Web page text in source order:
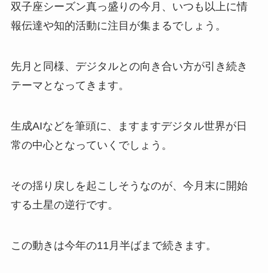
双子座シーズン真っ盛りの今月、いつも以上に情
報伝達や知的活動に注目が集まるでしょう。
先月と同様、デジタルとの向き合い方が引き続き
テーマとなってきます。
生成AIなどを筆頭に、ますますデジタル世界が日
常の中心となっていくでしょう。
その揺り戻しを起こしそうなのが、今月末に開始
する土星の逆行です。
この動きは今年の11月半ばまで続きます。